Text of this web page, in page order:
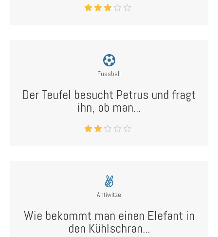
Fussball
Der Teufel besucht Petrus und fragt
ihn, ob man...
Antiwitze
Wie bekommt man einen Elefant in
den Kühlschran...